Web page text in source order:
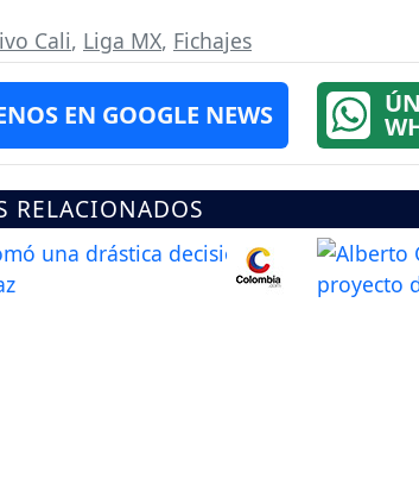
Cali, Liga MX, Fichajes
EN GOOGLE NEWS
RELACIONADOS